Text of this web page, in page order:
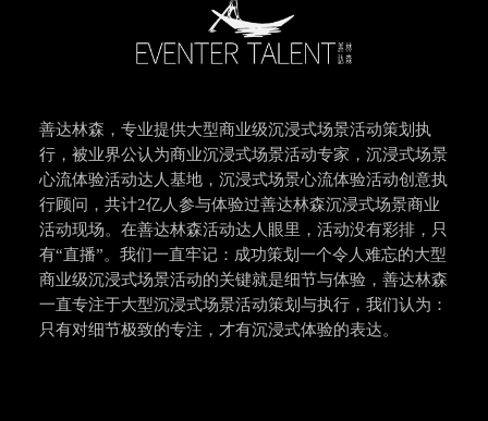
善达林森，专业提供大型商业级沉浸式场景活动策划执
行，被业界公认为商业沉浸式场景活动专家，沉浸式场景
心流体验活动达人基地，沉浸式场景心流体验活动创意执
行顾问，共计2亿人参与体验过善达林森沉浸式场景商业
活动现场。在善达林森活动达人眼里，活动没有彩排，只
有“直播”。我们一直牢记：成功策划一个令人难忘的大型
商业级沉浸式场景活动的关键就是细节与体验，善达林森
一直专注于大型沉浸式场景活动策划与执行，我们认为：
只有对细节极致的专注，才有沉浸式体验的表达。